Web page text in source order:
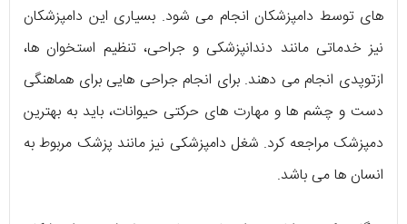
های توسط دامپزشکان انجام می شود. بسیاری این دامپزشکان
نیز خدماتی مانند دندانپزشکی و جراحی، تنظیم استخوان ها،
ازتوپدی انجام می دهند. برای انجام جراحی هایی برای هماهنگی
دست و چشم ها و مهارت های حرکتی حیوانات، باید به بهترین
دمپزشک مراجعه کرد. شغل دامپزشکی نیز مانند پزشک مربوط به
انسان ها می باشد.